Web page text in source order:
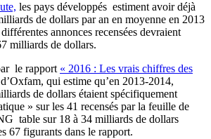
les pays développés estiment avoir déjà
de dollars par an en moyenne en 2013
annonces recensées devraient
milliards de dollars.
le rapport « 2016 : Les vrais chiffres des
d’Oxfam, qui estime qu’en 2013-2014,
de dollars étaient spécifiquement
» sur les 41 recensés par la feuille de
table sur 18 à 34 milliards de dollars
67 figurants dans le rapport.